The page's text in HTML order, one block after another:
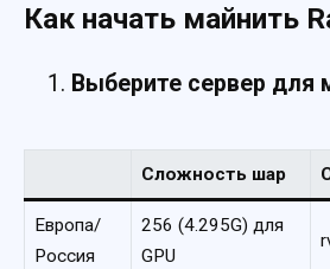
Как начать майнить
Выберите сервер для
Сложность шар
Европа/
Россия
256 (4.295G) для
GPU